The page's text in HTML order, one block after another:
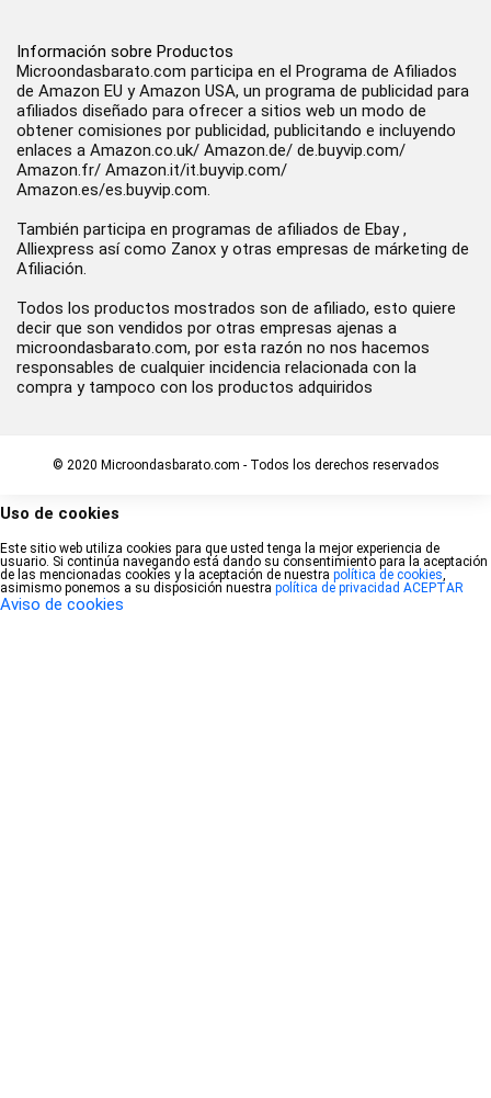
Información sobre Productos
Microondasbarato.com participa en el Programa de Afiliados
de Amazon EU y Amazon USA, un programa de publicidad para
afiliados diseñado para ofrecer a sitios web un modo de
obtener comisiones por publicidad, publicitando e incluyendo
enlaces a Amazon.co.uk/ Amazon.de/ de.buyvip.com/
Amazon.fr/ Amazon.it/it.buyvip.com/
Amazon.es/es.buyvip.com.
También participa en programas de afiliados de Ebay ,
Alliexpress así como Zanox y otras empresas de márketing de
Afiliación.
Todos los productos mostrados son de afiliado, esto quiere
decir que son vendidos por otras empresas ajenas a
microondasbarato.com, por esta razón no nos hacemos
responsables de cualquier incidencia relacionada con la
compra y tampoco con los productos adquiridos
© 2020 Microondasbarato.com - Todos los derechos reservados
Uso de cookies
Este sitio web utiliza cookies para que usted tenga la mejor experiencia de
usuario. Si continúa navegando está dando su consentimiento para la aceptación
de las mencionadas cookies y la aceptación de nuestra política de cookies,
asimismo ponemos a su disposición nuestra política de privacidad ACEPTAR
Aviso de cookies